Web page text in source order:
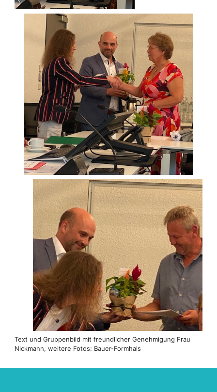
Text und Gruppenbild mit freundlicher Genehmigung Frau
Nickmann, weitere Fotos: Bauer-Formhals